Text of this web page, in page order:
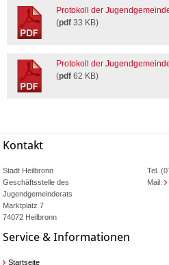
Protokoll der
(pdf 33 KB)
Protokoll der
(pdf 62 KB)
Kontakt
Stadt Heilbronn
Geschäftsstelle des
Jugendgemeinderats
Marktplatz 7
74072 Heilbronn
Tel.
Mail:
Service & Informationen
Startseite